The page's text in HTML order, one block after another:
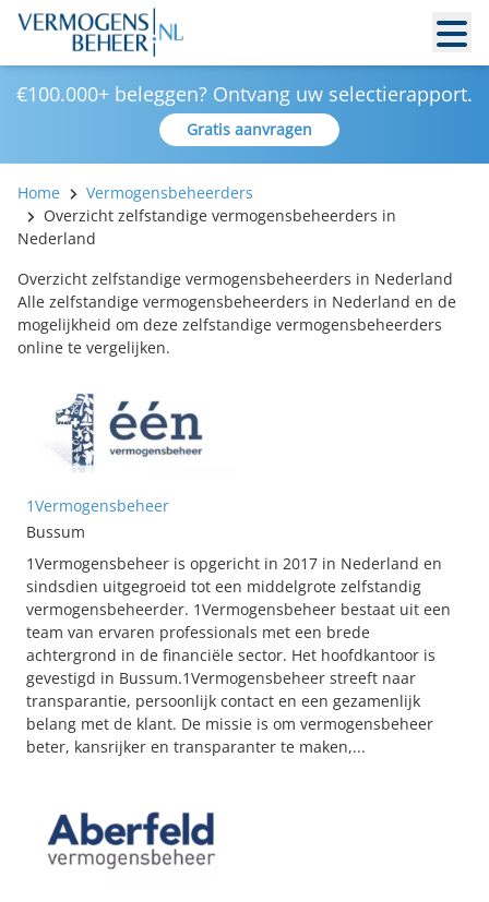
€100.000+ beleggen? Ontvang uw selectierapport.
Gratis aanvragen
Home
Vermogensbeheerders
Overzicht zelfstandige vermogensbeheerders in
Nederland
Overzicht zelfstandige vermogensbeheerders in Nederland
Alle zelfstandige vermogensbeheerders in Nederland en de
mogelijkheid om deze zelfstandige vermogensbeheerders
online te vergelijken.
1Vermogensbeheer
Bussum
1Vermogensbeheer is opgericht in 2017 in Nederland en
sindsdien uitgegroeid tot een middelgrote zelfstandig
vermogensbeheerder. 1Vermogensbeheer bestaat uit een
team van ervaren professionals met een brede
achtergrond in de financiële sector. Het hoofdkantoor is
gevestigd in Bussum.1Vermogensbeheer streeft naar
transparantie, persoonlijk contact en een gezamenlijk
belang met de klant. De missie is om vermogensbeheer
beter, kansrijker en transparanter te maken,...